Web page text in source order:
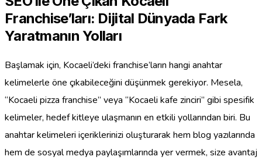
Franchise’ları: Dijital Dünyada Fark
Yaratmanın Yolları
Başlamak için, Kocaeli’deki franchise’ların hangi anahtar
kelimelerle öne çıkabileceğini düşünmek gerekiyor. Mesela,
“Kocaeli pizza franchise” veya “Kocaeli kafe zinciri” gibi spesifik
kelimeler, hedef kitleye ulaşmanın en etkili yollarından biri. Bu
anahtar kelimeleri içeriklerinizi oluşturarak hem blog yazılarında
hem de sosyal medya paylaşımlarında yer vermek, size avantaj